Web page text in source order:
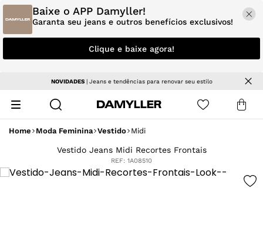
Baixe o APP Damyller!
Garanta seu jeans e outros benefícios exclusivos!
Clique e baixe agora!
NOVIDADES| Jeans e tendências para renovar seu estilo
Home Moda Feminina Vestido Midi
Vestido Jeans Midi Recortes Frontais
REF: 1A08510